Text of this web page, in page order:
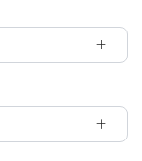
+
+